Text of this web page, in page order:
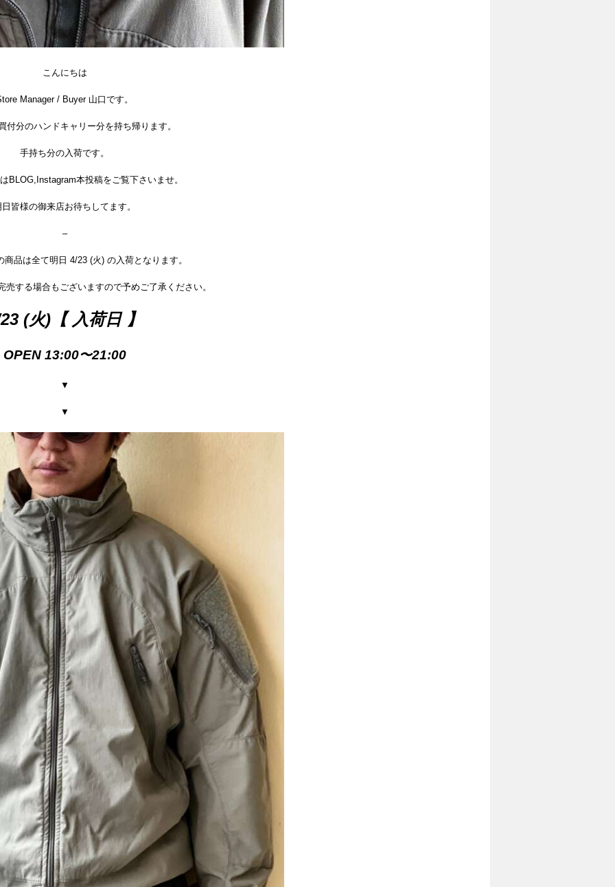
こんにちは
Manager / Buyer 山口です。
付分のハンドキャリー分を持ち帰ります。
手持ち分の入荷です。
BLOG,Instagram本投稿をご覧下さいませ。
日皆様の御来店お待ちしてます。
–
品は全て明日 4/23 (火) の入荷となります。
する場合もございますので予めご了承ください。
(火)【 入荷日 】
OPEN 13:00〜21:00
▼
▼